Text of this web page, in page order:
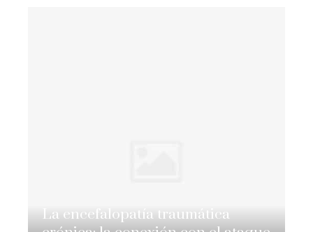
La encefalopatía traumática